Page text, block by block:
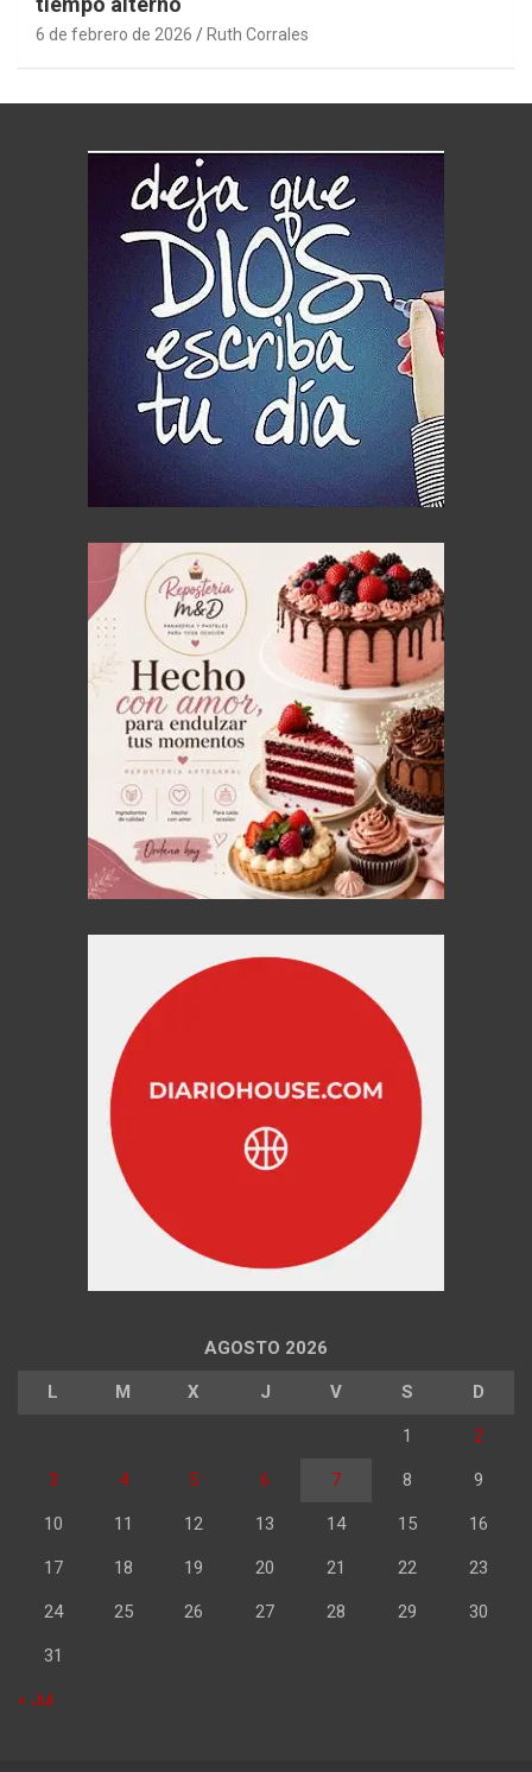
6 de febrero de 2026 Ruth Corrales
AGOSTO 2026
L M X J V S D
1 2
3 4 5 6 7 8 9
10 11 12 13 14 15 16
17 18 19 20 21 22 23
24 25 26 27 28 29 30
31
« Jul